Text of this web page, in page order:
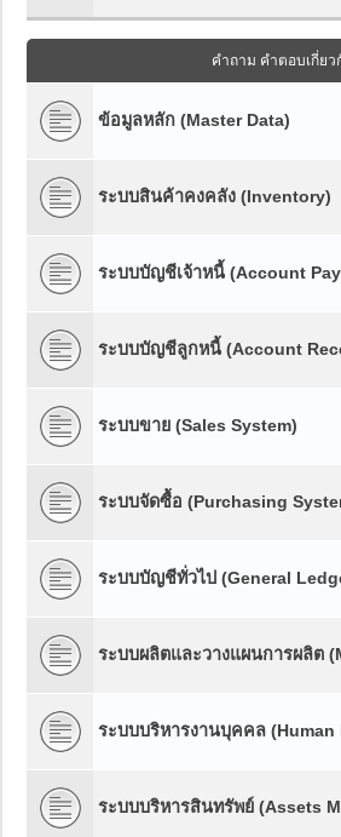
คำถาม คำตอบเกี่ยว
ข้อมูลหลัก (Master Data)
ระบบสินค้าคงคลัง (Inventory)
ระบบบัญชีเจ้าหนี้ (Account
ระบบบัญชีลูกหนี้ (Account
ระบบขาย (Sales System)
ระบบจัดซื้อ (Purchasing
ระบบบัญชีทั่วไป (General
ระบบผลิตและวางแผนการผลิต
ระบบบริหารงานบุคคล (Human
ระบบบริหารสินทรัพย์ (Assets